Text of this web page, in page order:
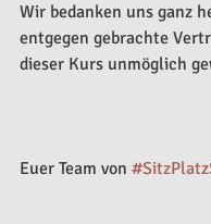
Wir bedanken uns ganz
entgegen gebrachte
dieser Kurs unmöglich
Euer Team von